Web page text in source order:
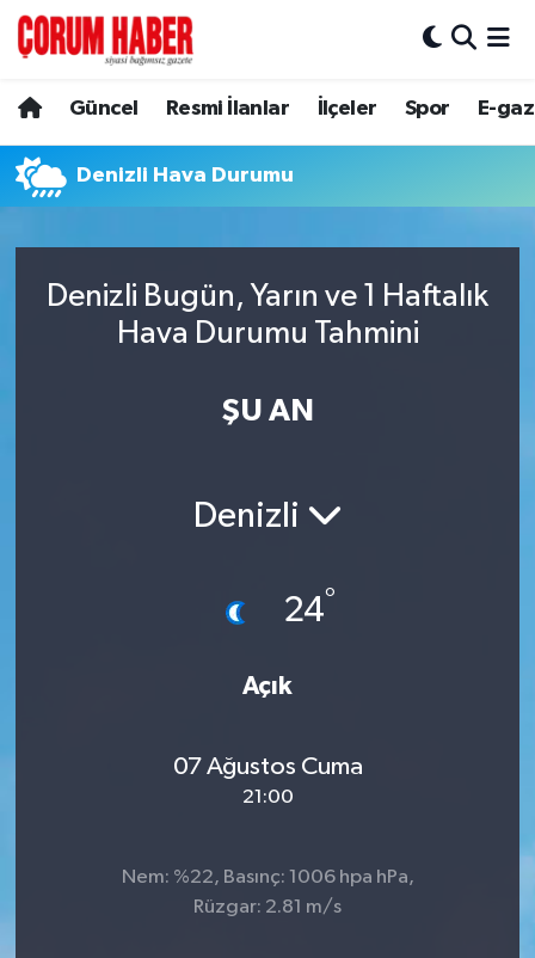
Güncel Resmi İlanlar İlçeler Spor E-
Denizli Hava Durumu
Denizli Bugün, Yarın ve 1 Haftalık
Hava Durumu Tahmini
ŞU AN
Denizli
24°
Açık
07 Ağustos Cuma
21:00
Nem: %22, Basınç: 1006 hpa hPa,
Rüzgar: 2.81 m/s
Spor
Resmi İlanlar
Bayat
Osmancık
Hava Durumu
Çorum Namaz Vakitleri
Süper Lig Puan Durumu ve Fikstür